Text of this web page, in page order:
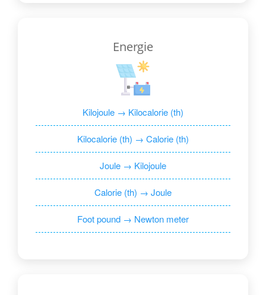
Energie
Kilojoule → Kilocalorie (th)
Kilocalorie (th) → Calorie (th)
Joule → Kilojoule
Calorie (th) → Joule
Foot pound → Newton meter